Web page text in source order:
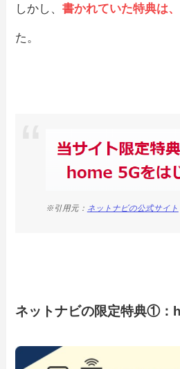
しかし、書かれていた特典は
た。
※引用元： ネットナビの公式サイト
ネットナビの限定特典①：